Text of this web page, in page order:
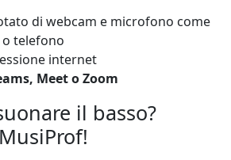
di webcam e microfono come
telefono
internet
Meet o Zoom
il basso?